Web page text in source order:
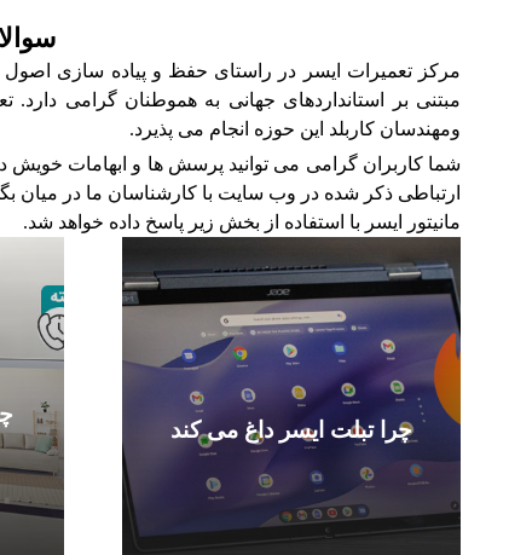
مرکز تعمیرات ایسر در راستای حفظ و پیاده سازی
مبتنی بر استانداردهای جهانی به هموطنان گرامی
ومهندسان کاربلد این حوزه انجام می پذیرد.
شما کاربران گرامی می توانید پرسش ها و ابهامات خویش
ارتباطی ذکر شده در وب سایت با کارشناسان ما در میان
مانیتور ایسر با استفاده از بخش زیر پاسخ داده خواهد شد.
چرا تبلت ایسر داغ می کند